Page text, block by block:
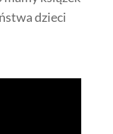
dzieci